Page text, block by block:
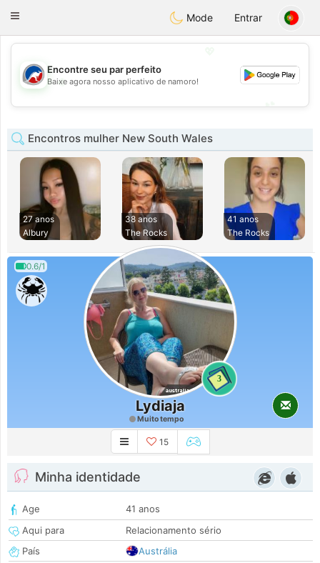
Australia Chat
Toggle
Mode Entrar
💖
💕
Encontre seu par perfeito
Baixe agora nosso aplicativo de namoro!
Encontros mulher New South Wales
27 anos
Albury
38 anos
The Rocks
41 anos
The Rocks
0.6/1
3
Lydiaja
Muito tempo
15
Minha identidade
Age
41 anos
Aqui para
Relacionamento sério
País
Austrália